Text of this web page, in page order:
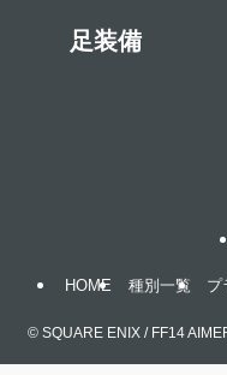
足装備
HOME 種別一覧 プ
©SQUARE ENIX / FF14